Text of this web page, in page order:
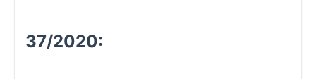
37/2020: